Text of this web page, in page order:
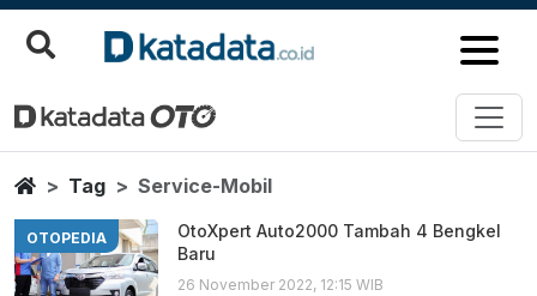
Service Mobil
Berita Terbaru
HomeTag Service-Mobil
OTOPEDIA
OtoXpert Auto2000 Tambah 4 Bengkel
Baru
26 November 2022, 12:15 WIB